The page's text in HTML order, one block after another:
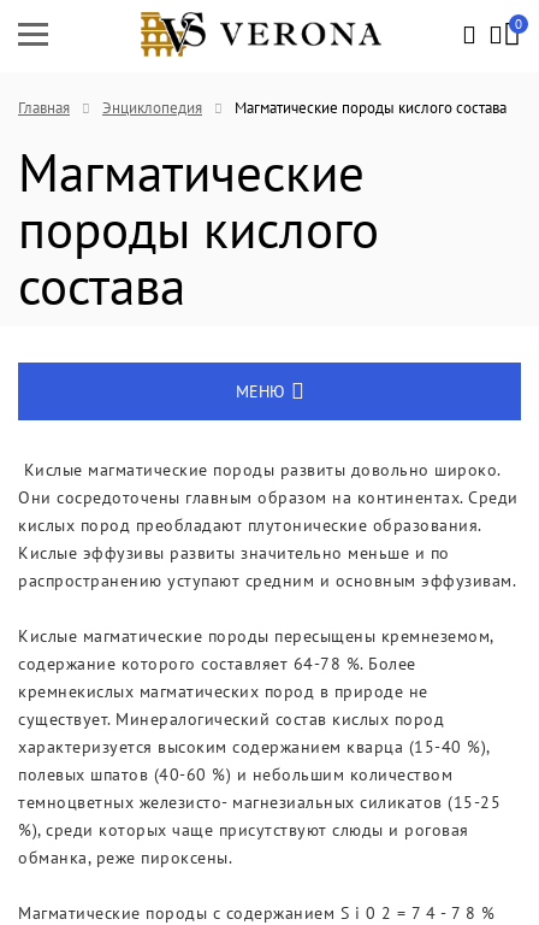
0
Главная Энциклопедия Магматические породы кислого состава
Магматические
породы кислого
состава
МЕНЮ
Новости
Выставки
Кислые магматические породы развиты довольно широко.
Они сосредоточены главным образом на континентах. Среди
кислых пород преобладают плутонические образования.
Кислые эффузивы развиты значительно меньше и по
распространению уступают средним и основным эффузивам.
Кислые магматические породы пересыщены кремнеземом,
содержание которого составляет 64-78 %. Более
кремнекислых магматических пород в природе не
существует. Минералогический состав кислых пород
характеризуется высоким содержанием кварца (15-40 %),
полевых шпатов (40-60 %) и небольшим количеством
темноцветных железисто- магнезиальных силикатов (15-25
%), среди которых чаще присутствуют слюды и роговая
обманка, реже пироксены.
Магматические породы с содержанием S i 0 2 = 7 4 - 7 8 %